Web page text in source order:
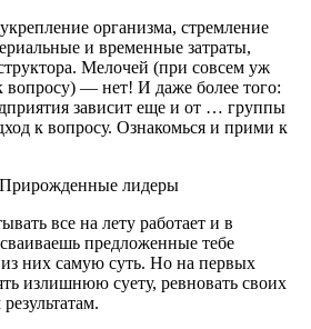
организма, стремление
и временные затраты,
Мелочей (при совсем уж
вопросу) — нет! И даже более того:
зависит еще и от … группы
к вопросу. Ознакомься и прими к
лидеры
все на лету работает и в
предложенные тебе
них самую суть. Но на первых
излишнюю суету, ревновать своих